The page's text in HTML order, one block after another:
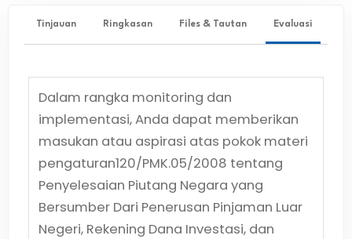
Tinjauan Ringkasan Files & Tautan Evaluasi
Dalam rangka monitoring dan
implementasi, Anda dapat memberikan
masukan atau aspirasi atas pokok materi
pengaturan120/PMK.05/2008 tentang
Penyelesaian Piutang Negara yang
Bersumber Dari Penerusan Pinjaman Luar
Negeri, Rekening Dana Investasi, dan